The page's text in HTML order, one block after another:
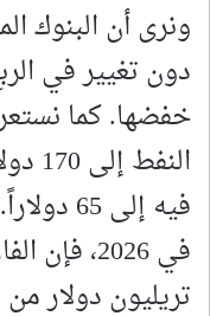
ونرى أن البنوك
دون تغيير في
خفضها. كما
فيه إلى
في 2026،
تريليون دولار